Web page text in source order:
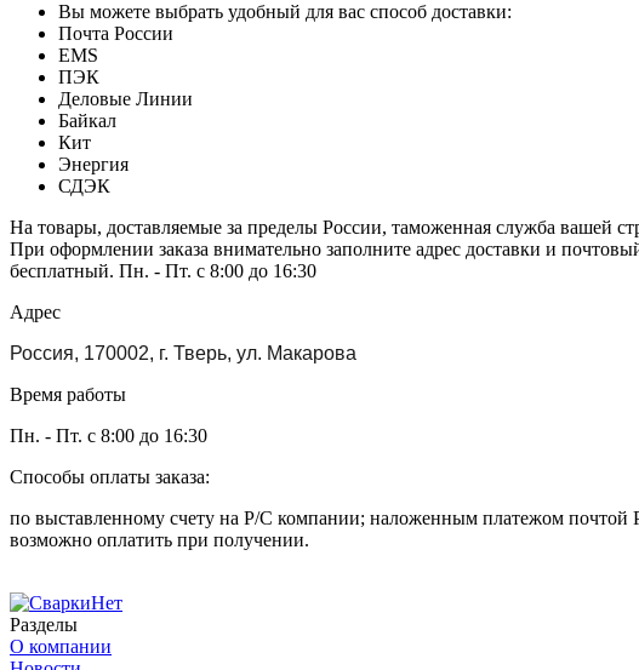
Вы можете выбрать удобный для вас способ доставки:
Почта России
EMS
ПЭК
Деловые Линии
Байкал
Кит
Энергия
СДЭК
На товары, доставляемые за пределы России, таможенная служба вашей
При оформлении заказа внимательно заполните адрес доставки и
бесплатный. Пн. - Пт. с 8:00 до 16:30
Адрес
Россия, 170002, г. Тверь, ул. Макарова
Время работы
Пн. - Пт. с 8:00 до 16:30
Способы оплаты заказа:
по выставленному счету на Р/С компании; наложенным платежом почтой
возможно оплатить при получении.
Разделы
О компании